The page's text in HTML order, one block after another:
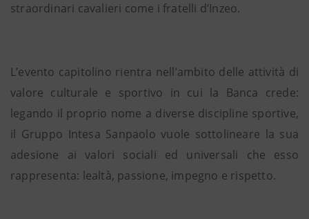
straordinari cavalieri come i fratelli d’Inzeo.
L’evento capitolino rientra nell’ambito delle attività di
valore culturale e sportivo in cui la Banca crede:
legando il proprio nome a diverse discipline sportive,
il Gruppo Intesa Sanpaolo vuole sottolineare la sua
adesione ai valori sociali ed universali che esso
rappresenta: lealtà, passione, impegno e rispetto.